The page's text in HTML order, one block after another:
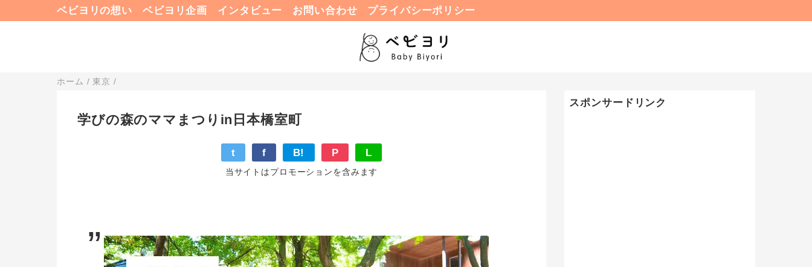
ベビヨリの想い ベビヨリ企画 インタビュー お問い合わせ プライバシーポリシー
ホーム /東京 /
学びの森のママまつりin日本橋室町
t f B! P L
当サイトはプロモーションを含みます
スポンサードリンク